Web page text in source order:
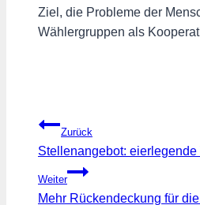
Ziel, die Probleme der
Wählergruppen als
Beitragsnavigation
Zurück
Stellenangebot:
Weiter
Mehr Rückendeckung für